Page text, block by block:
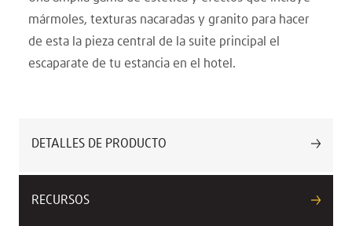
mármoles, texturas nacaradas y granito para hacer
de esta la pieza central de la suite principal el
escaparate de tu estancia en el hotel.
DETALLES DE PRODUCTO
RECURSOS